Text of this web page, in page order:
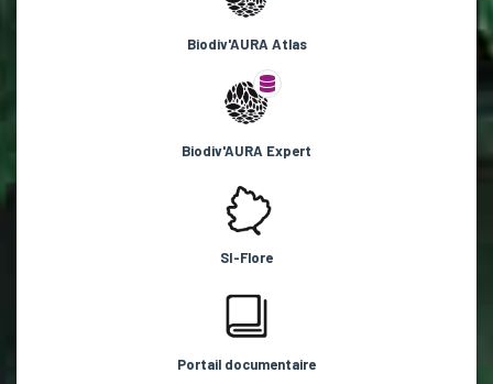
Biodiv'AURA Atlas
Biodiv'AURA Expert
SI-Flore
Portail documentaire